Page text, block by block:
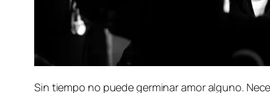
Sin tiem­po no pue­de ger­mi­nar amor al­guno.